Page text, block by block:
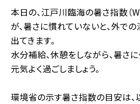
本日の、江戸川臨海の暑さ指数（
が、暑さに慣れていないと、外で
出てきます。
水分補給、休憩をしながら、暑さ
元気よく過ごしましょう。
環境省の示す暑さ指数の目安は、